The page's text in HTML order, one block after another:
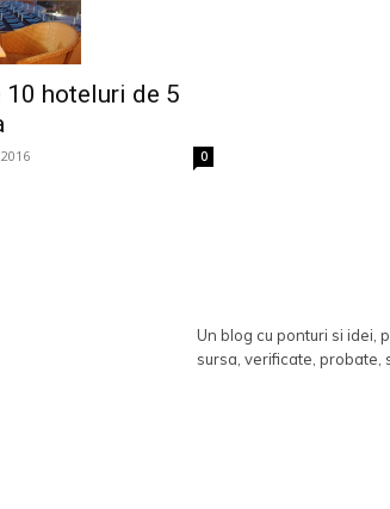
hoteluri de 5
0
Un blog cu ponturi si idei,
sursa, verificate, probate,